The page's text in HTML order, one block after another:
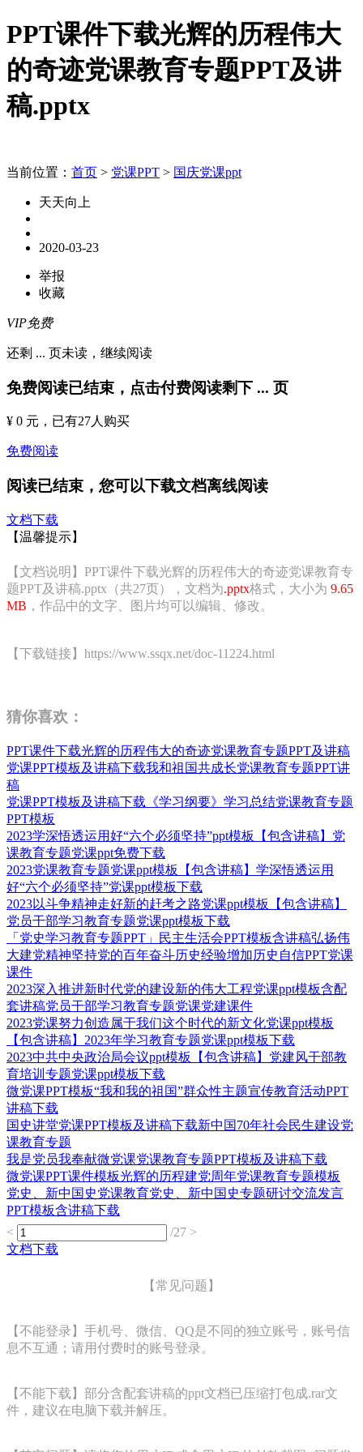
PPT课件下载光辉的历程伟大
的奇迹党课教育专题PPT及讲
稿.pptx
当前位置： 首页 > 党课PPT > 国庆党课ppt
天天向上
2020-03-23
举报
收藏
VIP免费
还剩 ... 页未读， 继续阅读
免费阅读已结束，点击付费阅读剩下 ... 页
¥ 0 元 ，已有27人购买
免费阅读
阅读已结束，您可以下载文档离线阅读
文档下载
【温馨提示】
【文档说明】PPT课件下载光辉的历程伟大的奇迹党课教育专
题PPT及讲稿.pptx（共27页），文档为.pptx格式，大小为 9.65
MB ，作品中的文字、图片均可以编辑、修改。
【下载链接】https://www.ssqx.net/doc-11224.html
猜你喜欢：
PPT课件下载光辉的历程伟大的奇迹党课教育专题PPT及讲稿
党课PPT模板及讲稿下载我和祖国共成长党课教育专题PPT讲
稿
党课PPT模板及讲稿下载《学习纲要》学习总结党课教育专题
PPT模板
2023学深悟透运用好“六个必须坚持”ppt模板【包含讲稿】党
课教育专题党课ppt免费下载
2023党课教育专题党课ppt模板【包含讲稿】学深悟透运用
好“六个必须坚持”党课ppt模板下载
2023以斗争精神走好新的赶考之路党课ppt模板【包含讲稿】
党员干部学习教育专题党课ppt模板下载
「党史学习教育专题PPT」民主生活会PPT模板含讲稿弘扬伟
大建党精神坚持党的百年奋斗历史经验增加历史自信PPT党课
课件
2023深入推进新时代党的建设新的伟大工程党课ppt模板含配
套讲稿党员干部学习教育专题党课党建课件
2023党课努力创造属于我们这个时代的新文化党课ppt模板
【包含讲稿】2023年学习教育专题党课ppt模板下载
2023中共中央政治局会议ppt模板【包含讲稿】党建风干部教
育培训专题党课ppt模板下载
微党课PPT模板“我和我的祖国”群众性主题宣传教育活动PPT
讲稿下载
国史讲堂党课PPT模板及讲稿下载新中国70年社会民生建设党
课教育专题
我是党员我奉献微党课党课教育专题PPT模板及讲稿下载
微党课PPT课件模板光辉的历程建党周年党课教育专题模板
党史、新中国史党课教育党史、新中国史专题研讨交流发言
PPT模板含讲稿下载
<
/27 >
文档下载
【常见问题】
【不能登录】手机号、微信、QQ是不同的独立账号，账号信
息不互通；请用付费时的账号登录。
【不能下载】部分含配套讲稿的ppt文档已压缩打包成.rar文
件，建议在电脑下载并解压。